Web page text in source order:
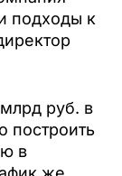
подходы к
руб. в
построить
в